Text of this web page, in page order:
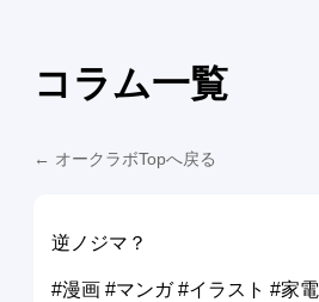
コラム一覧
← オークラボTopへ戻る
逆ノジマ？
#漫画 #マンガ #イラスト #家電